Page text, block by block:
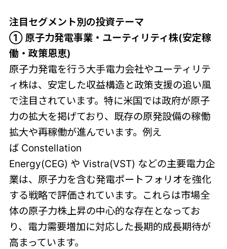
注目セグメント別の投資テーマ
① 原子力発電事業・ユーティリティ株(安定稼
働・政策恩恵)
原子力発電を行う大手電力会社やユーティリテ
ィ株は、安定した収益構造と政策支援の追い風
で注目されています。特に米国では政府が原子
力の拡大を掲げており、既存の原発設備の稼働
拡大や再稼働が進んでいます。例え
ば Constellation
Energy(CEG) や Vistra(VST) などの主要電力企
業は、原子力を含む発電ポートフォリオを強化
する戦略で評価されています。これらは市場全
体の原子力株上昇の中心的な存在となってお
り、電力需要増加に対応した長期的成長期待が
高まっています。